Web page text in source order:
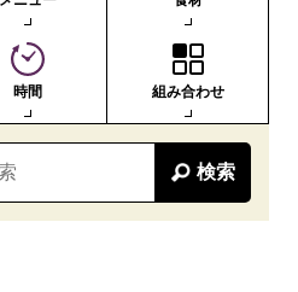
時間 組み合わせ
検索